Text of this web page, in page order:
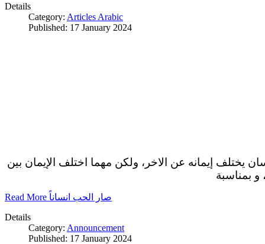
Details
Category: Articles Arabic
Published: 17 January 2024
يختلف إيمانه عن الاخر، ولكن مهما اختلف الإيمان بين
و بمناسبة
Read More صار الحب انساناً
Details
Category: Announcement
Published: 17 January 2024